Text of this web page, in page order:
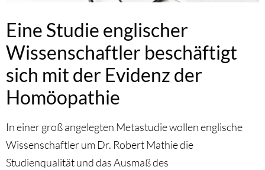
Eine Studie englischer
Wissenschaftler beschäftigt
sich mit der Evidenz der
Homöopathie
In einer groß angelegten Metastudie wollen englische
Wissenschaftler um Dr. Robert Mathie die
Studienqualität und das Ausmaß des